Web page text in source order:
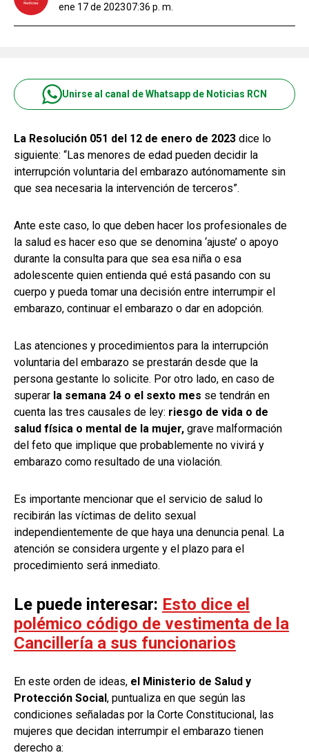
ene 17 de 202307:36 p. m.
Unirse al canal de Whatsapp de Noticias RCN
La Resolución 051 del 12 de enero de 2023 dice lo
siguiente: “Las menores de edad pueden decidir la
interrupción voluntaria del embarazo autónomamente sin
que sea necesaria la intervención de terceros”.
Ante este caso, lo que deben hacer los profesionales de
la salud es hacer eso que se denomina ‘ajuste’ o apoyo
durante la consulta para que sea esa niña o esa
adolescente quien entienda qué está pasando con su
cuerpo y pueda tomar una decisión entre interrumpir el
embarazo, continuar el embarazo o dar en adopción.
Las atenciones y procedimientos para la interrupción
voluntaria del embarazo se prestarán desde que la
persona gestante lo solicite. Por otro lado, en caso de
superar la semana 24 o el sexto mes se tendrán en
cuenta las tres causales de ley: riesgo de vida o de
salud física o mental de la mujer, grave malformación
del feto que implique que probablemente no vivirá y
embarazo como resultado de una violación.
Es importante mencionar que el servicio de salud lo
recibirán las víctimas de delito sexual
independientemente de que haya una denuncia penal. La
atención se considera urgente y el plazo para el
procedimiento será inmediato.
Le puede interesar: Esto dice el
polémico código de vestimenta de la
Cancillería a sus funcionarios
En este orden de ideas, el Ministerio de Salud y
Protección Social, puntualiza en que según las
condiciones señaladas por la Corte Constitucional, las
mujeres que decidan interrumpir el embarazo tienen
derecho a: